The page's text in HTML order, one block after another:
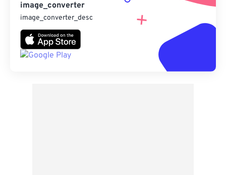
image_converter
image_converter_desc